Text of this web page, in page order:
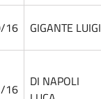
16 GIGANTE LUIGI
16
DI NAPOLI